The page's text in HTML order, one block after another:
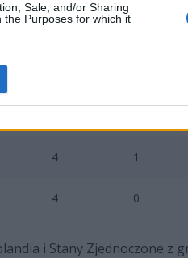
Sale, and/or Sharing
Purposes for which it
4 1
4 0
i Stany Zjednoczone z